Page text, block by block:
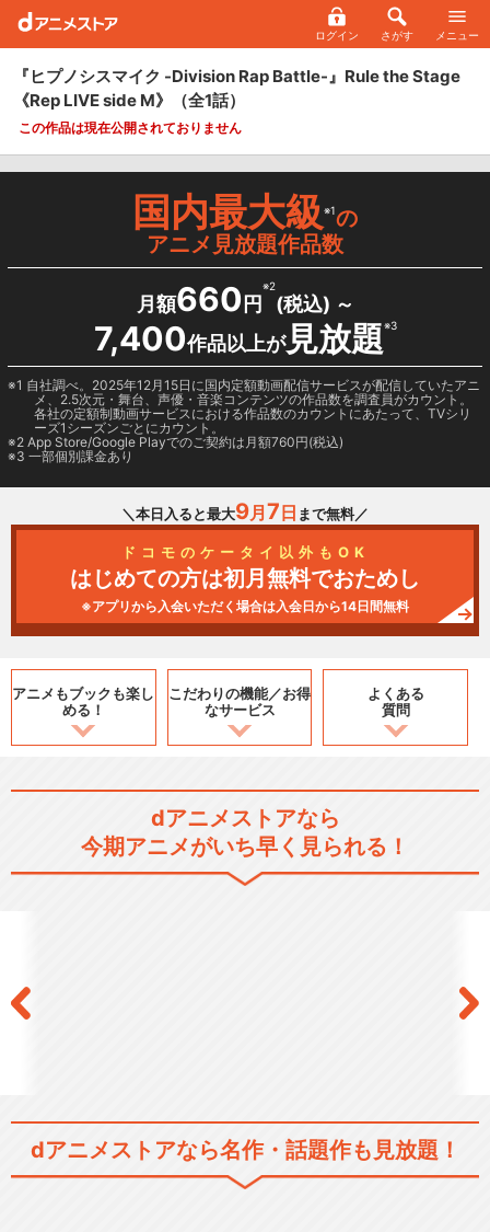
ログイン さがす メニュー
『ヒプノシスマイク -Division Rap Battle-』Rule the Stage
《Rep LIVE side M》
（全1話）
この作品は現在公開されておりません
国内最大級※1の
アニメ見放題作品数
月額660 円
※2
(税込) ～
7,400作品以上が見放題※3
1 自社調べ。2025年12月15日に国内定額動画配信サービスが配信していたアニ
メ、2.5次元・舞台、声優・音楽コンテンツの作品数を調査員がカウント。
各社の定額制動画サービスにおける作品数のカウントにあたって、TVシリ
ーズ1シーズンごとにカウント。
2 App Store/Google Playでのご契約は月額760円(税込)
3 一部個別課金あり
＼本日入ると最大9月 7 日 まで無料／
ドコモのケータイ以外もOK
はじめての方は初月無料でおためし
※アプリから入会いただく場合は入会日から14日間無料
アニメもブックも楽し
める！
こだわりの機能／お得
なサービス
よくある
質問
dアニメストアなら
今期アニメがいち早く見られる！
dアニメストアなら名作・話題作も見放題！